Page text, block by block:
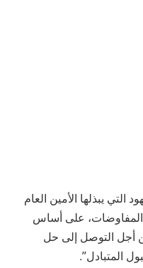
التي يبذلها الأمين العام
على أساس
أجل التوصل إلى حل
المتبادل”.